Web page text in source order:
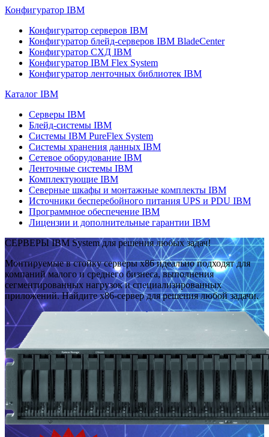
Конфигуратор IBM
Конфигуратор серверов IBM
Конфигуратор блейд-серверов IBM BladeCenter
Конфигуратор СХД IBM
Конфигуратор IBM Flex System
Конфигуратор ленточных библиотек IBM
Каталог IBM
Серверы IBM
Блейд-системы IBM
Системы IBM PureFlex System
Системы хранения данных IBM
Сетевое оборудование IBM
Ленточные системы IBM
Комплектующие IBM
Северные шкафы и монтажные комплекты IBM
Источники бесперебойного питания UPS и PDU IBM
Программное обеспечение IBM
Лицензии и дополнительные гарантии IBM
СЕРВЕРЫ IBM System для решения любых задач!
Монтируемые в стойку серверы x86 идеально подходят для
компаний малого и среднего бизнеса, выполнения
сегментированных нагрузок и специализированных
приложений. Найдите x86-сервер для решения любой задачи.